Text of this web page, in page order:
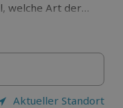
welche Art der
du, wonach
Aktueller Standort